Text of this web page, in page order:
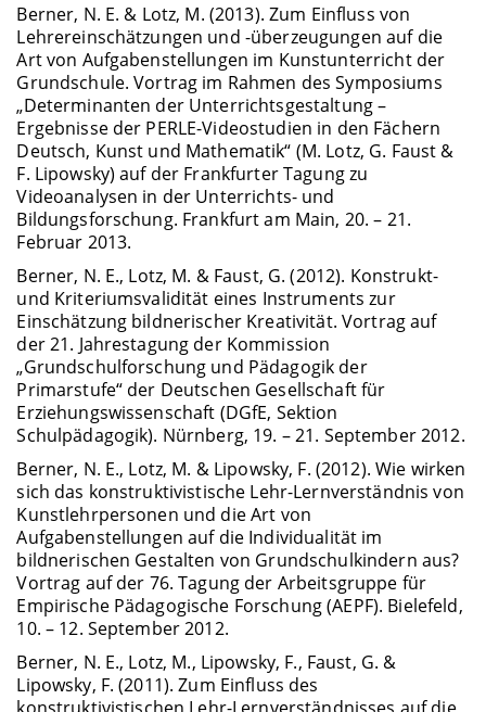
Berner, N. E. & Lotz, M. (2013). Zum Einfluss von
Lehrereinschätzungen und -überzeugungen auf die
Art von Aufgabenstellungen im Kunstunterricht der
Grundschule. Vortrag im Rahmen des Symposiums
„Determinanten der Unterrichtsgestaltung –
Ergebnisse der PERLE-Videostudien in den Fächern
Deutsch, Kunst und Mathematik“ (M. Lotz, G. Faust &
F. Lipowsky) auf der Frankfurter Tagung zu
Videoanalysen in der Unterrichts- und
Bildungsforschung. Frankfurt am Main, 20. – 21.
Februar 2013.
Berner, N. E., Lotz, M. & Faust, G. (2012). Konstrukt-
und Kriteriumsvalidität eines Instruments zur
Einschätzung bildnerischer Kreativität. Vortrag auf
der 21. Jahrestagung der Kommission
„Grundschulforschung und Pädagogik der
Primarstufe“ der Deutschen Gesellschaft für
Erziehungswissenschaft (DGfE, Sektion
Schulpädagogik). Nürnberg, 19. – 21. September 2012.
Berner, N. E., Lotz, M. & Lipowsky, F. (2012). Wie wirken
sich das konstruktivistische Lehr-Lernverständnis von
Kunstlehrpersonen und die Art von
Aufgabenstellungen auf die Individualität im
bildnerischen Gestalten von Grundschulkindern aus?
Vortrag auf der 76. Tagung der Arbeitsgruppe für
Empirische Pädagogische Forschung (AEPF). Bielefeld,
10. – 12. September 2012.
Berner, N. E., Lotz, M., Lipowsky, F., Faust, G. &
Lipowsky, F. (2011). Zum Einfluss des